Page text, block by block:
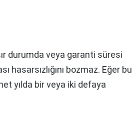
durumda veya garanti süresi
hasarsızlığını bozmaz. Eğer bu
yılda bir veya iki defaya